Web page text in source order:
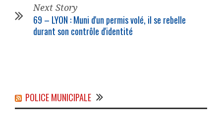
Next Story
69 – LYON : Muni d'un permis volé, il se rebelle
durant son contrôle d'identité
POLICE MUNICIPALE